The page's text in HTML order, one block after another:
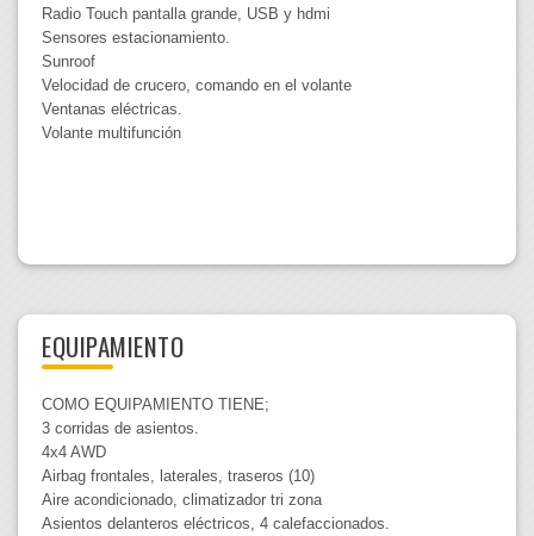
Radio Touch pantalla grande, USB y hdmi
Sensores estacionamiento.
Sunroof
Velocidad de crucero, comando en el volante
Ventanas eléctricas.
Volante multifunción
EQUIPAMIENTO
COMO EQUIPAMIENTO TIENE;
3 corridas de asientos.
4x4 AWD
Airbag frontales, laterales, traseros (10)
Aire acondicionado, climatizador tri zona
Asientos delanteros eléctricos, 4 calefaccionados.